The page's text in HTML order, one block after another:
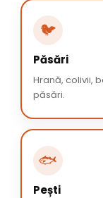
🐦
Păsări
Hrană, colivii,
păsări.
🐟
Pești